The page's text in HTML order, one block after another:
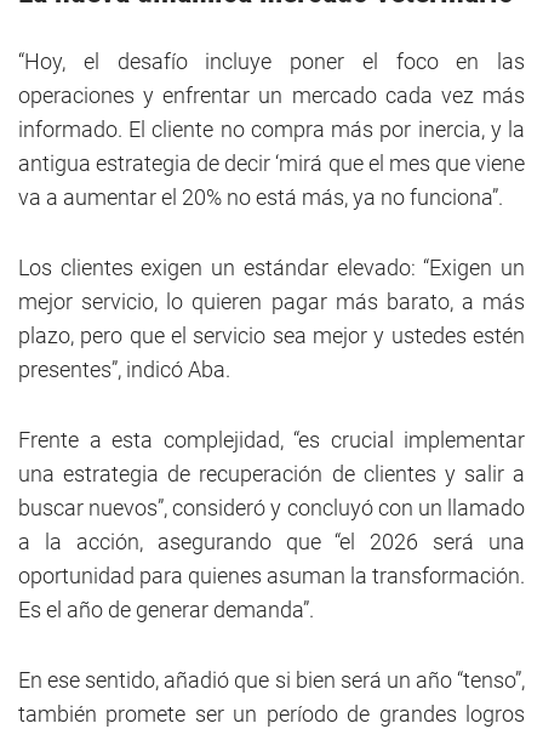
“Hoy, el desafío incluye poner el foco en las
operaciones y enfrentar un mercado cada vez más
informado. El cliente no compra más por inercia, y la
antigua estrategia de decir ‘mirá que el mes que viene
va a aumentar el 20% no está más, ya no funciona”.
Los clientes exigen un estándar elevado: “Exigen un
mejor servicio, lo quieren pagar más barato, a más
plazo, pero que el servicio sea mejor y ustedes estén
presentes”, indicó Aba.
Frente a esta complejidad, “es crucial implementar
una estrategia de recuperación de clientes y salir a
buscar nuevos”, consideró y concluyó con un llamado
a la acción, asegurando que “el 2026 será una
oportunidad para quienes asuman la transformación.
Es el año de generar demanda”.
En ese sentido, añadió que si bien será un año “tenso”,
también promete ser un período de grandes logros